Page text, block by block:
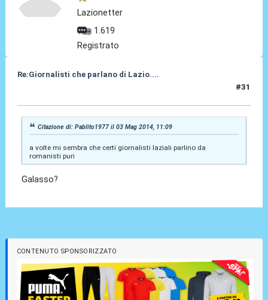
Lazionetter
1.619
Registrato
Re:Giornalisti che parlano di Lazio....
#31
Citazione di: Pablito1977 il 03 Mag 2014, 11:09
a volte mi sembra che certi giornalisti laziali parlino da
romanisti puri
Galasso?
CONTENUTO SPONSORIZZATO